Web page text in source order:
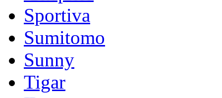
Sportiva
Sumitomo
Sunny
Tigar